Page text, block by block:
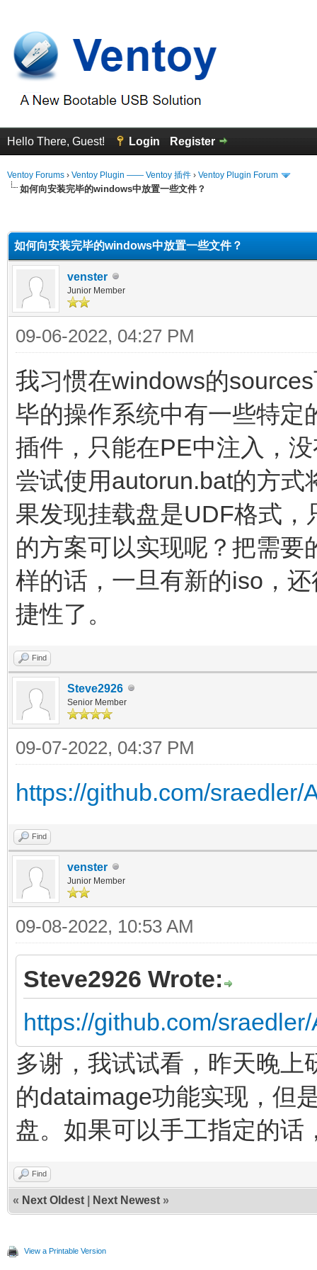
Hello There, Guest! Login Register
Ventoy Forums › Ventoy Plugin —— Ventoy 插件 › Ventoy Plugin Forum
如何向安装完毕的windows中放置一些文件？
如何向安装完毕的windows中放置一些文件？
venster
Junior Member
09-06-2022, 04:27 PM
我习惯在windows的
毕的操作系统中有一些特定
插件，只能在PE中注入，
尝试使用autorun.bat的方
果发现挂载盘是UDF格式
的方案可以实现呢？把需
样的话，一旦有新的iso，
捷性了。
Find
Steve2926
Senior Member
09-07-2022, 04:37 PM
https://github.com/sraedler/
Find
venster
Junior Member
09-08-2022, 10:53 AM
Steve2926 Wrote:
https://github.com/
多谢，我试试看，昨天晚上
的dataimage功能实现，但
盘。如果可以手工指定的话
Find
« Next Oldest Next Newest »
View a Printable Version